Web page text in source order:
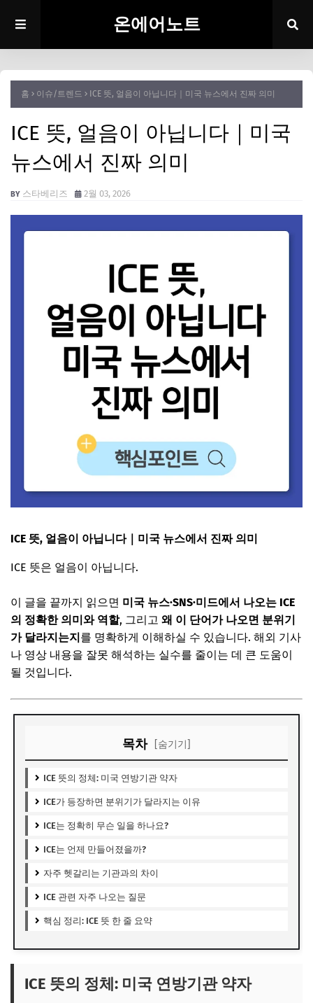
온에어노트
홈 이슈/트렌드 ICE 뜻, 얼음이 아닙니다｜미국 뉴스에서 진짜 의미
ICE 뜻, 얼음이 아닙니다｜미국
뉴스에서 진짜 의미
스타베리즈 2월 03, 2026
ICE 뜻, 얼음이 아닙니다｜미국 뉴스에서 진짜 의미
ICE 뜻은 얼음이 아닙니다.
이 글을 끝까지 읽으면 미국 뉴스·SNS·미드에서 나오는 ICE
의 정확한 의미와 역할, 그리고 왜 이 단어가 나오면 분위기
가 달라지는지를 명확하게 이해하실 수 있습니다. 해외 기사
나 영상 내용을 잘못 해석하는 실수를 줄이는 데 큰 도움이
될 것입니다.
목차 [숨기기]
ICE 뜻의 정체: 미국 연방기관 약자
ICE가 등장하면 분위기가 달라지는 이유
ICE는 정확히 무슨 일을 하나요?
ICE는 언제 만들어졌을까?
자주 헷갈리는 기관과의 차이
ICE 관련 자주 나오는 질문
핵심 정리: ICE 뜻 한 줄 요약
ICE 뜻의 정체: 미국 연방기관 약자